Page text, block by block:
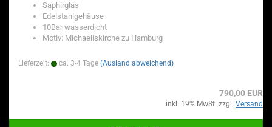
Saphirglas
Edelstahlgehäuse
10Bar wasserdicht
Motiv: Michaeliskirche zu Hamburg
Lieferzeit: ca. 3-4 Tage (Ausland abweichend)
790,00 EUR
inkl. 19% MwSt. zzgl. Versand